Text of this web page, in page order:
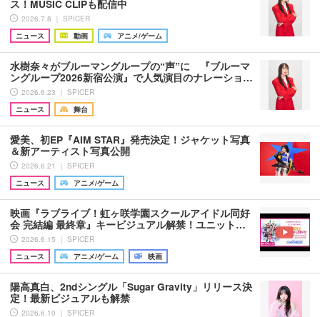
ス！MUSIC CLIPも配信中
2026.7.8 ｜ SPICER
ニュース
動画 アニメ/ゲーム
水樹奈々がブルーマングループの“声”に 『ブルーマ
ングループ2026新宿公演』で人気演目のナレーショ…
2026.6.23 ｜ SPICER
ニュース
舞台
愛美、初EP『AIM STAR』発売決定！ジャケット写真
＆新アーティスト写真公開
2026.6.21 ｜ SPICER
ニュース
アニメ/ゲーム
映画『ラブライブ！虹ヶ咲学園スクールアイドル同好
会 完結編 最終章』キービジュアル解禁！ユニット…
2026.6.15 ｜ SPICER
ニュース
アニメ/ゲーム 映画
陽高真白、2ndシングル「Sugar Gravity」リリース決
定！最新ビジュアルも解禁
2026.6.10 ｜ SPICER